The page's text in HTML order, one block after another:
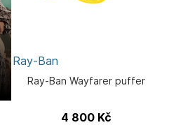
Ray-Ban
Ray-Ban Wayfarer puffer
4 800 Kč